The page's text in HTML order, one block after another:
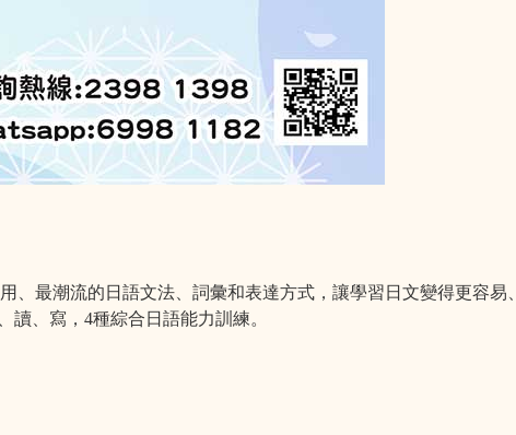
、最潮流的日語文法、詞彙和表達方式，讓學習日文變得更容易
、寫，4種綜合日語能力訓練。